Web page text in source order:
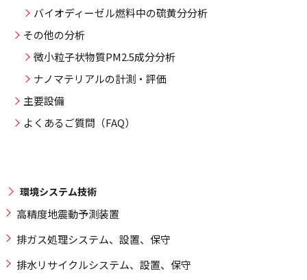
バイオディーゼル燃料中の硫黄分分析
その他の分析
微小粒子状物質PM2.5成分分析
ナノマテリアルの計測・評価
主要設備
よくあるご質問（FAQ）
環境システム技術
高精度地震動予測装置
排ガス処理システム、設置、保守
排水リサイクルシステム、設置、保守